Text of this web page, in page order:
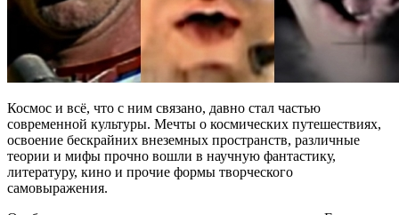
Космос и всё, что с ним связано, давно стал частью
современной культуры. Мечты о космических путешествиях,
освоение бескрайних внеземных пространств, различные
теории и мифы прочно вошли в научную фантастику,
литературу, кино и прочие формы творческого
самовыражения.